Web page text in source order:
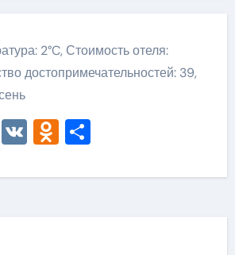
2°C, Стоимость отеля:
достопримечательностей: 39,
VKOdnoklassniki
Отправить